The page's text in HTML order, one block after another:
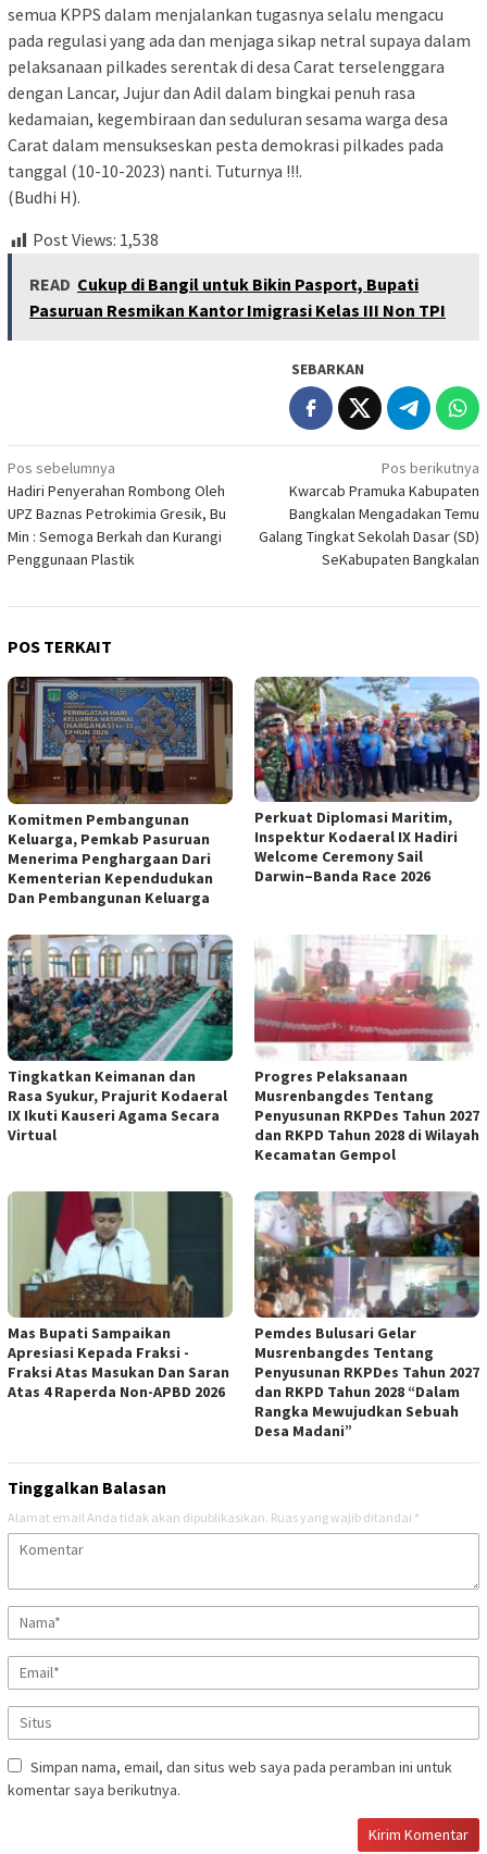
semua KPPS dalam menjalankan tugasnya selalu mengacu
pada regulasi yang ada dan menjaga sikap netral supaya dalam
pelaksanaan pilkades serentak di desa Carat terselenggara
dengan Lancar, Jujur dan Adil dalam bingkai penuh rasa
kedamaian, kegembiraan dan seduluran sesama warga desa
Carat dalam mensukseskan pesta demokrasi pilkades pada
tanggal (10-10-2023) nanti. Tuturnya !!!.
(Budhi H).
Post Views: 1,538
READ Cukup di Bangil untuk Bikin Pasport, Bupati
Pasuruan Resmikan Kantor Imigrasi Kelas III Non TPI
SEBARKAN
Navigasi
pos
Pos sebelumnya
Hadiri Penyerahan Rombong Oleh
UPZ Baznas Petrokimia Gresik, Bu
Min : Semoga Berkah dan Kurangi
Penggunaan Plastik
Pos berikutnya
Kwarcab Pramuka Kabupaten
Bangkalan Mengadakan Temu
Galang Tingkat Sekolah Dasar (SD)
SeKabupaten Bangkalan
POS TERKAIT
Komitmen Pembangunan
Keluarga, Pemkab Pasuruan
Menerima Penghargaan Dari
Kementerian Kependudukan
Dan Pembangunan Keluarga
Perkuat Diplomasi Maritim,
Inspektur Kodaeral IX Hadiri
Welcome Ceremony Sail
Darwin–Banda Race 2026
Tingkatkan Keimanan dan
Rasa Syukur, Prajurit Kodaeral
IX Ikuti Kauseri Agama Secara
Virtual
Progres Pelaksanaan
Musrenbangdes Tentang
Penyusunan RKPDes Tahun 2027
dan RKPD Tahun 2028 di Wilayah
Kecamatan Gempol
Mas Bupati Sampaikan
Apresiasi Kepada Fraksi -
Fraksi Atas Masukan Dan Saran
Atas 4 Raperda Non-APBD 2026
Pemdes Bulusari Gelar
Musrenbangdes Tentang
Penyusunan RKPDes Tahun 2027
dan RKPD Tahun 2028 “Dalam
Rangka Mewujudkan Sebuah
Desa Madani”
Tinggalkan Balasan
Alamat email Anda tidak akan dipublikasikan. Ruas yang wajib ditandai *
Simpan nama, email, dan situs web saya pada peramban ini untuk
komentar saya berikutnya.